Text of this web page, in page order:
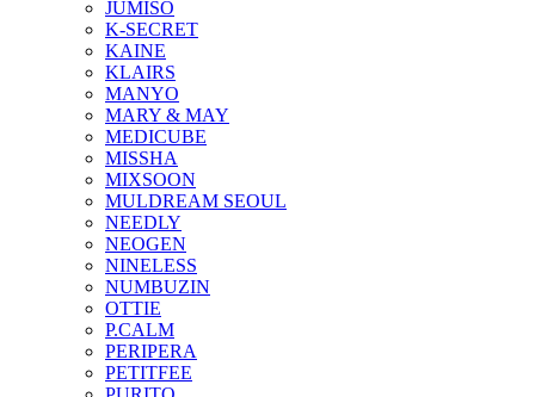
JUMISO
K-SECRET
KAINE
KLAIRS
MANYO
MARY & MAY
MEDICUBE
MISSHA
MIXSOON
MULDREAM SEOUL
NEEDLY
NEOGEN
NINELESS
NUMBUZIN
OTTIE
P.CALM
PERIPERA
PETITFEE